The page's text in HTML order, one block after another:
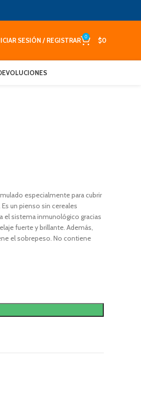
SESIÓN / REGISTRAR 0 $0
especialmente para cubrir
un pienso sin cereales
el sistema inmunológico gracias
fuerte y brillante. Además,
el sobrepeso. No contiene